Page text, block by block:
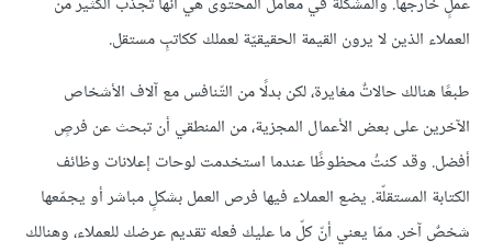
العملاء الذين لا يرون القيمة الحقيقيّة لعملك ككاتبٍ مستقل.
طبعًا هنالك حالاتٌ مغايرة، لكن بدلًا من التّنافس مع آلاف الأشخاص
الآخرين على بعض الأعمال المجزية، من المنطقي أن تبحث عن فرصٍ
أفضل. وقد كنتُ محظوظًا عندما استخدمت لوحات إعلانات وظائف
الكتابة المستقلّة. يضع العملاء فيها فرص العمل بشكلٍ مباشر أو يجمّعها
شخصٌ آخر. ممّا يعني أنّ كلّ ما عليك فعله تقديم عرضك للعملاء، وهنالك